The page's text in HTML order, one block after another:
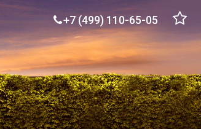
+7 (499) 110-65-05